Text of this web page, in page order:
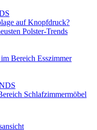
auf Knopfdruck?
Polster-Trends
Bereich Esszimmer
Schlafzimmermöbel